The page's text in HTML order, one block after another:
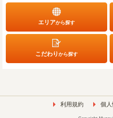
エリアから探す
こだわりから探す
利用規約 個人